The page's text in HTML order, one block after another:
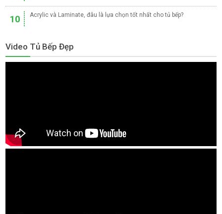
10 Acrylic và Laminate, đâu là lựa chọn tốt nhất cho tủ bếp?
Video Tủ Bếp Đẹp